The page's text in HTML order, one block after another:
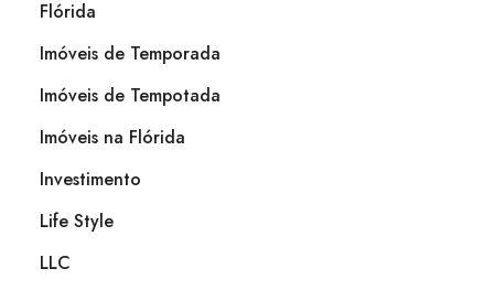
Flórida
Imóveis de Temporada
Imóveis de Tempotada
Imóveis na Flórida
Investimento
Life Style
LLC